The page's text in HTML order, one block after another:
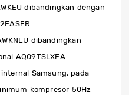
dibandingkan dengan
dibandingkan
AQ09TSLXEA
Samsung, pada
kompresor 50Hz-